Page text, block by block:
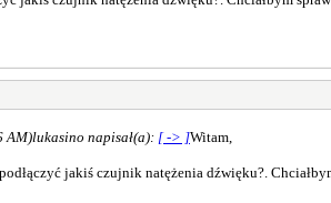
AM)lukasino napisał(a): [ -> ]Witam,
jakiś czujnik natężenia dźwięku?.